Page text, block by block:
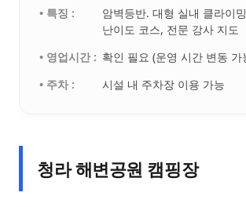
• 특징 :
암벽등반. 대형 실내 클라이
난이도 코스, 전문 강사 지도
• 영업시간 : 확인 필요 (운영 시간 변동 가
• 주차 :
시설 내 주차장 이용 가능
청라 해변공원 캠핑장